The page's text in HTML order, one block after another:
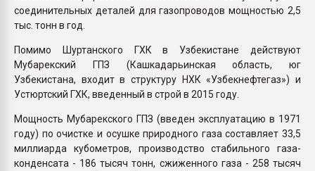
соединительных деталей для газопроводов мощностью 2,5
тыс. тонн в год.
Помимо Шуртанского ГХК в Узбекистане действуют
Мубарекский ГПЗ (Кашкадарьинская область, юг
Узбекистана, входит в структуру НХК «Узбекнефтегаз») и
Устюртский ГХК, введенный в строй в 2015 году.
Мощность Мубарекского ГПЗ (введен эксплуатацию в 1971
году) по очистке и осушке природного газа составляет 33,5
миллиарда кубометров, производство стабильного газа-
конденсата - 186 тысяч тонн, сжиженного газа - 258 тысяч